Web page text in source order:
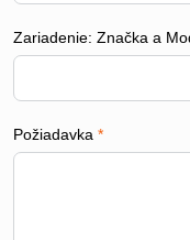
Zariadenie: Značka a
Požiadavka *